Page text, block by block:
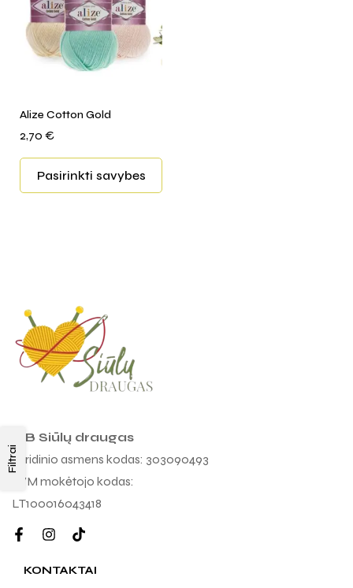
Filtrai
Alize Cotton Gold
2,70 €
Pasirinkti savybes
MB Siūlų draugas
Juridinio asmens kodas: 303090493
PVM mokėtojo kodas:
LT100016043418
KONTAKTAI